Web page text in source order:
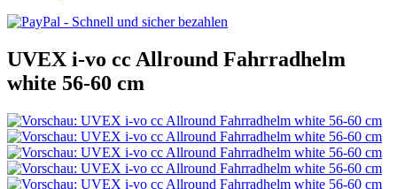
UVEX i-vo cc Allround Fahrradhelm
white 56-60 cm